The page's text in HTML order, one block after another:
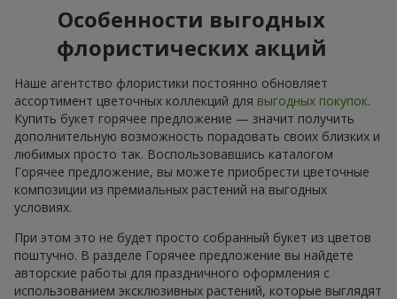
Особенности выгодных
флористических акций
Наше агентство флористики постоянно обновляет
ассортимент цветочных коллекций для выгодных покупок.
Купить букет горячее предложение — значит получить
дополнительную возможность порадовать своих близких и
любимых просто так. Воспользовавшись каталогом
Горячее предложение, вы можете приобрести цветочные
композиции из премиальных растений на выгодных
условиях.
При этом это не будет просто собранный букет из цветов
поштучно. В разделе Горячее предложение вы найдете
авторские работы для праздничного оформления с
использованием эксклюзивных растений, которые выглядят